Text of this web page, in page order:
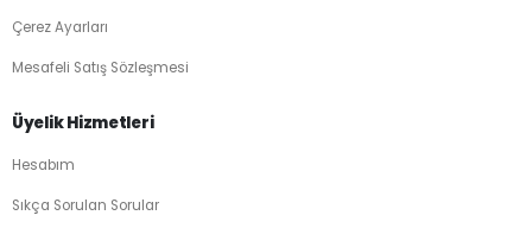
Çerez Ayarları
Mesafeli Satış Sözleşmesi
Üyelik Hizmetleri
Hesabım
Sıkça Sorulan Sorular